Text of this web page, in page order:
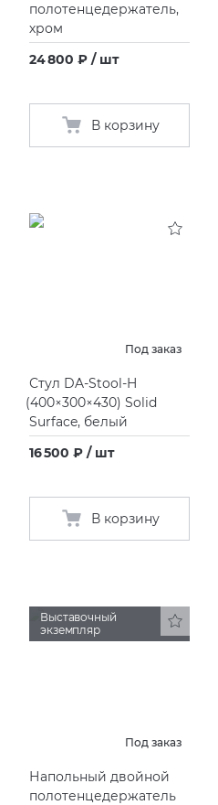
полотенцедержатель,
хром
24 800 ₽ / шт
В корзину
Под заказ
Стул DA-Stool-H
(400×300×430) Solid
Surface, белый
16 500 ₽ / шт
В корзину
Выставочный
экземпляр
Под заказ
Напольный двойной
полотенцедержатель